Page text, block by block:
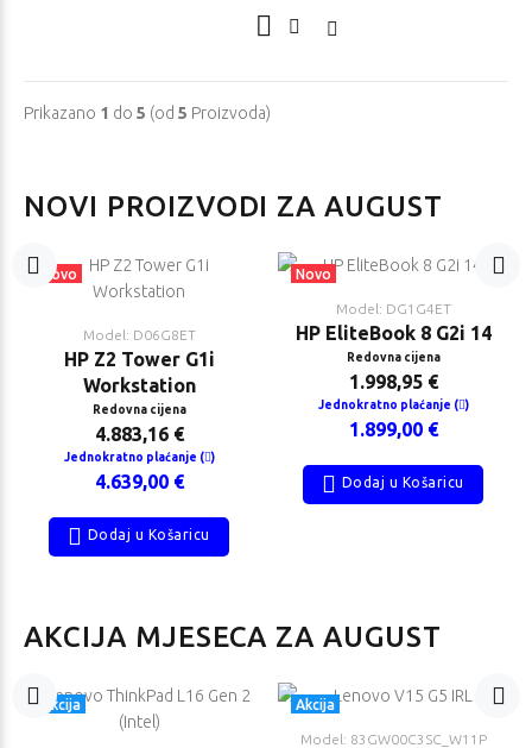
Prikazano 1 do 5 (od 5 Proizvoda)
NOVI PROIZVODI ZA AUGUST
Novo
Model: D06G8ET
HP Z2 Tower G1i
Workstation
Redovna cijena
4.883,16 €
Jednokratno plaćanje ( )
4.639,00 €
Dodaj u Košaricu
Novo
Model: DG1G4ET
HP EliteBook 8 G2i 14
Redovna cijena
1.998,95 €
Jednokratno plaćanje ( )
1.899,00 €
Dodaj u Košaricu
AKCIJA MJESECA ZA AUGUST
Akcija Akcija
Model: 83GW00C3SC_W11P